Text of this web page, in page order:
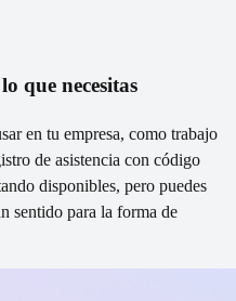
que necesitas
en tu empresa, como trabajo
de asistencia con código
disponibles, pero puedes
sentido para la forma de